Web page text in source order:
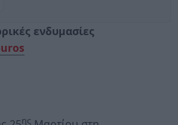
ενδυμασίες
ης